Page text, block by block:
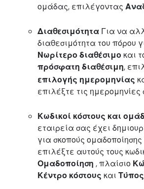
ομάδας, επιλέγοντας
Διαθεσιμότητα Για να
διαθεσιμότητα του πόρου
Νωρίτερο διαθέσιμο και
πρόσφατη διαθέσιμη,
επιλογής ημερομηνίας
επιλέξτε τις ημερομηνίες
Κωδικοί κόστους και
εταιρεία σας έχει
για σκοπούς ομαδοποίησης
επιλέξτε αυτούς τους
Ομαδοποίηση , πλαίσιο
Κέντρο κόστους και